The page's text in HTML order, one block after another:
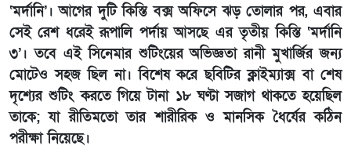
‘মর্দানি’। আগের দুটি কিস্তি বক্স অফিসে ঝড় তোলার পর, এবার
সেই রেশ ধরেই রূপালি পর্দায় আসছে এর তৃতীয় কিস্তি ‘মর্দানি
৩’। তবে এই সিনেমার শুটিংয়ের অভিজ্ঞতা রানী মুখার্জির জন্য
মোটেও সহজ ছিল না। বিশেষ করে ছবিটির ক্লাইম্যাক্স বা শেষ
দৃশ্যের শুটিং করতে গিয়ে টানা ১৮ ঘণ্টা সজাগ থাকতে হয়েছিল
তাকে; যা রীতিমতো তার শারীরিক ও মানসিক ধৈর্যের কঠিন
পরীক্ষা নিয়েছে।